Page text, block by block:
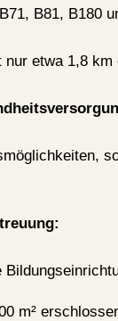
B81, B180
nur etwa 1,8 km
m²